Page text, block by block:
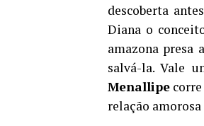
descoberta
Diana o
amazona presa
salvá-la. Vale
Menallipe
relação amorosa